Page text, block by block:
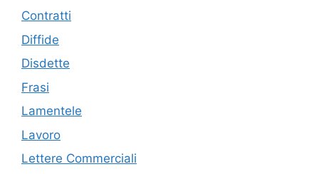
Contratti
Diffide
Disdette
Frasi
Lamentele
Lavoro
Lettere Commerciali